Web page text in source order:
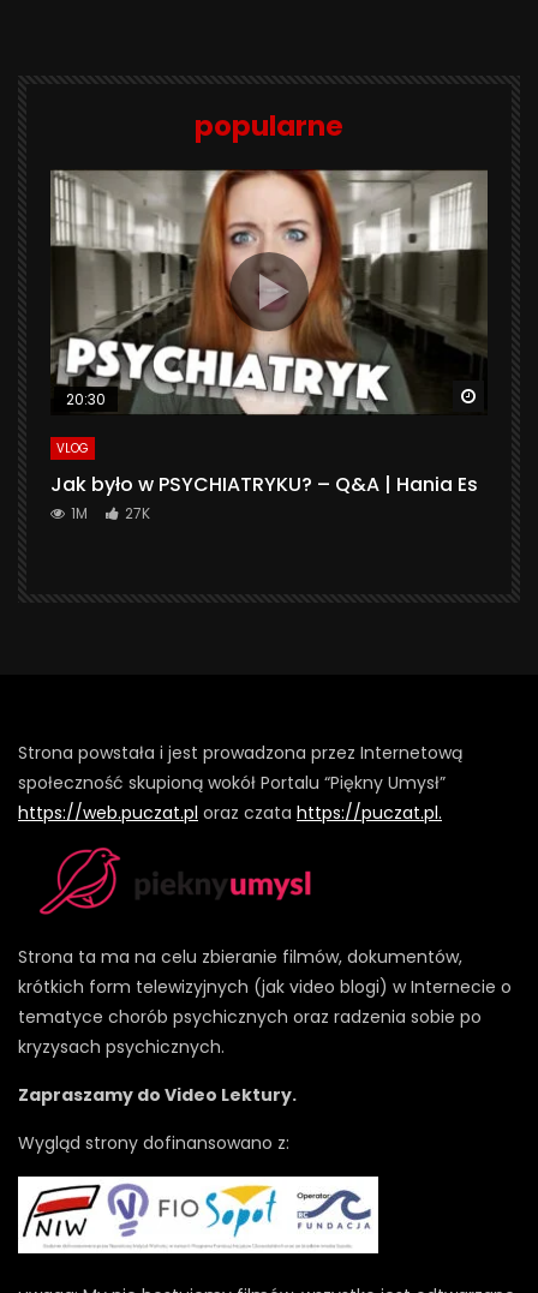
popularne
20:30
VLOG
Jak było w PSYCHIATRYKU? – Q&A | Hania Es
1M 27K
Strona powstała i jest prowadzona przez Internetową
społeczność skupioną wokół Portalu “Piękny Umysł”
https://web.puczat.pl oraz czata https://puczat.pl.
Strona ta ma na celu zbieranie filmów, dokumentów,
krótkich form telewizyjnych (jak video blogi) w Internecie o
tematyce chorób psychicznych oraz radzenia sobie po
kryzysach psychicznych.
Zapraszamy do Video Lektury.
Wygląd strony dofinansowano z: